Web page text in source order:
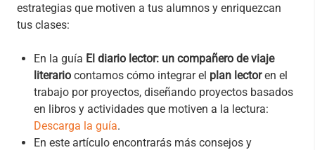
estrategias que motiven a tus alumnos y enriquezcan
tus clases:
En la guía El diario lector: un compañero de viaje
literario contamos cómo integrar el plan lectoren el
trabajo por proyectos, diseñando proyectos basados
en libros y actividades que motiven a la lectura:
Descarga la guía.
En este artículo encontrarás más consejos y